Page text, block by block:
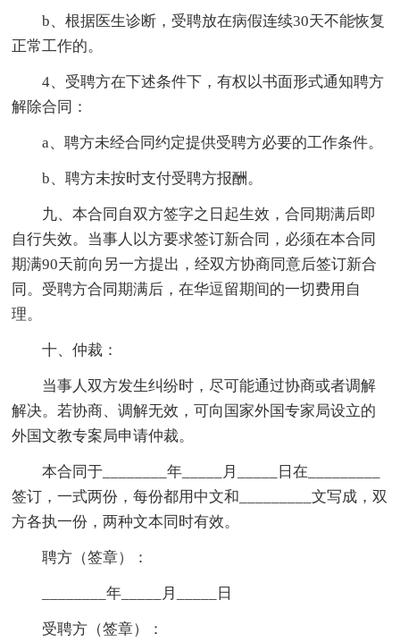
b、根据医生诊断，受聘放在病假连续30天不能恢复
正常工作的。
4、受聘方在下述条件下，有权以书面形式通知聘方
解除合同：
a、聘方未经合同约定提供受聘方必要的工作条件。
b、聘方未按时支付受聘方报酬。
九、本合同自双方签字之日起生效，合同期满后即
自行失效。当事人以方要求签订新合同，必须在本合同
期满90天前向另一方提出，经双方协商同意后签订新合
同。受聘方合同期满后，在华逗留期间的一切费用自
理。
十、仲裁：
当事人双方发生纠纷时，尽可能通过协商或者调解
解决。若协商、调解无效，可向国家外国专家局设立的
外国文教专案局申请仲裁。
本合同于________年_____月_____日在_________
签订，一式两份，每份都用中文和_________文写成，双
方各执一份，两种文本同时有效。
聘方（签章）：
________年_____月_____日
受聘方（签章）：